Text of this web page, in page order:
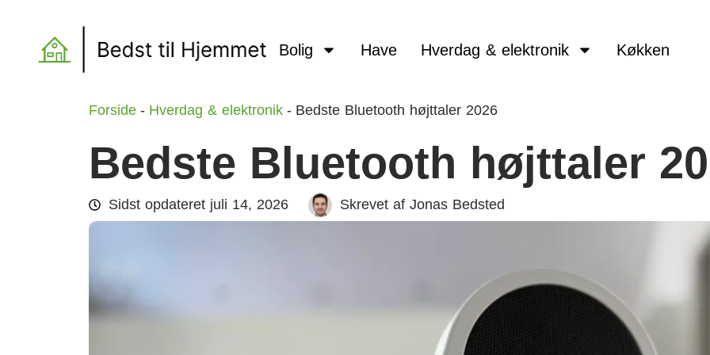
Bolig Have Hverdag & elektronik Køkken
Forside - Hverdag & elektronik - Bedste Bluetooth højttaler 2026
Bedste Bluetooth højttaler
Sidst opdateret juli 14, 2026 Skrevet af Jonas Bedsted